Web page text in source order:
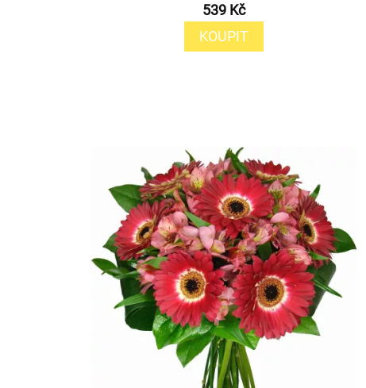
539 Kč
KOUPIT